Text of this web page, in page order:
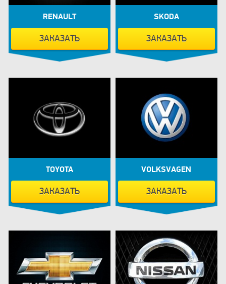
RENAULT
ЗАКАЗАТЬ
SKODA
ЗАКАЗАТЬ
TOYOTA
ЗАКАЗАТЬ
VOLKSVAGEN
ЗАКАЗАТЬ